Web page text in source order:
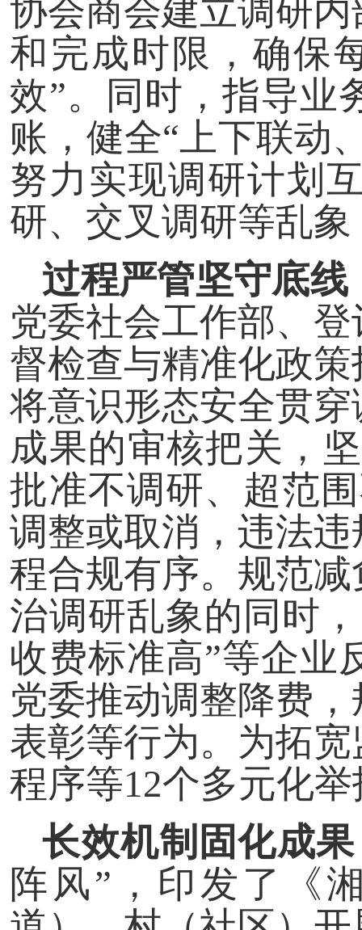
协会商会建立调研
和完成时限，确保
效”。同时，指导业
账，健全“上下联动
努力实现调研计划
研、交叉调研等乱
过程严管坚守底
党委社会工作部、
督检查与精准化政
将意识形态安全贯
成果的审核把关，
批准不调研、超范
调整或取消，违法
程合规有序。规范
治调研乱象的同时
收费标准高”等企业
党委推动调整降费
表彰等行为。为拓
程序等12个多元化
长效机制固化成
阵风”，印发了《